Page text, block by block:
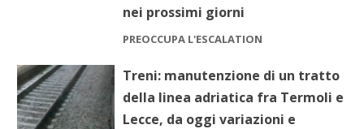
nei prossimi giorni
PREOCCUPA L'ESCALATION
Treni: manutenzione di un tratto
della linea adriatica fra Termoli e
Lecce, da oggi variazioni e